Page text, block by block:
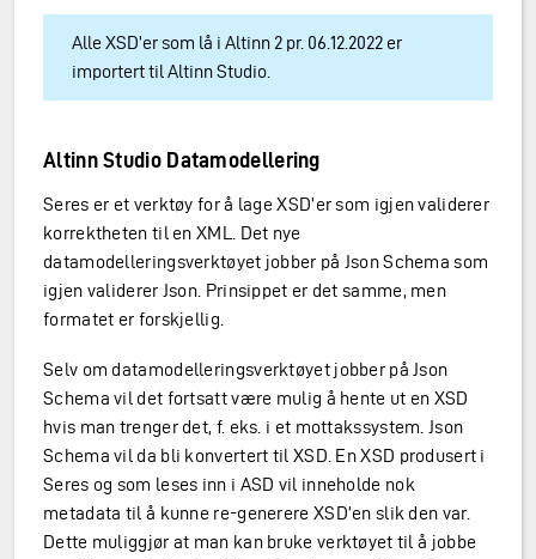
Alle XSD’er som lå i Altinn 2 pr. 06.12.2022 er
importert til Altinn Studio.
Altinn Studio Datamodellering
Seres er et verktøy for å lage XSD’er som igjen validerer
korrektheten til en XML. Det nye
datamodelleringsverktøyet jobber på Json Schema som
igjen validerer Json. Prinsippet er det samme, men
formatet er forskjellig.
Selv om datamodelleringsverktøyet jobber på Json
Schema vil det fortsatt være mulig å hente ut en XSD
hvis man trenger det, f. eks. i et mottakssystem. Json
Schema vil da bli konvertert til XSD. En XSD produsert i
Seres og som leses inn i ASD vil inneholde nok
metadata til å kunne re-generere XSD’en slik den var.
Dette muliggjør at man kan bruke verktøyet til å jobbe